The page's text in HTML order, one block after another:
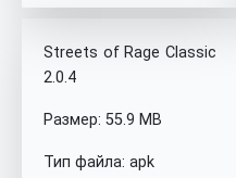
Streets of Rage Classic
2.0.4
Размер: 55.9 MB
Тип файла: apk